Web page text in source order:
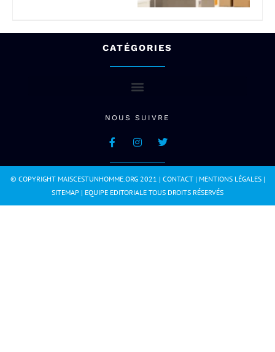
CATÉGORIES
NOUS SUIVRE
© COPYRIGHT MAISCESTUNHOMME.ORG 2021 | CONTACT| MENTIONS LÉGALES|
SITEMAP | EQUIPE EDITORIALE TOUS DROITS RÉSERVÉS